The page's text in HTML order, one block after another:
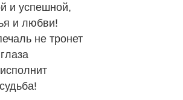
и успешной,
и любви!
не тронет